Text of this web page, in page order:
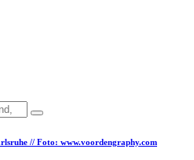
// Foto: www.voordengraphy.com